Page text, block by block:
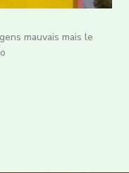
mauvais mais le